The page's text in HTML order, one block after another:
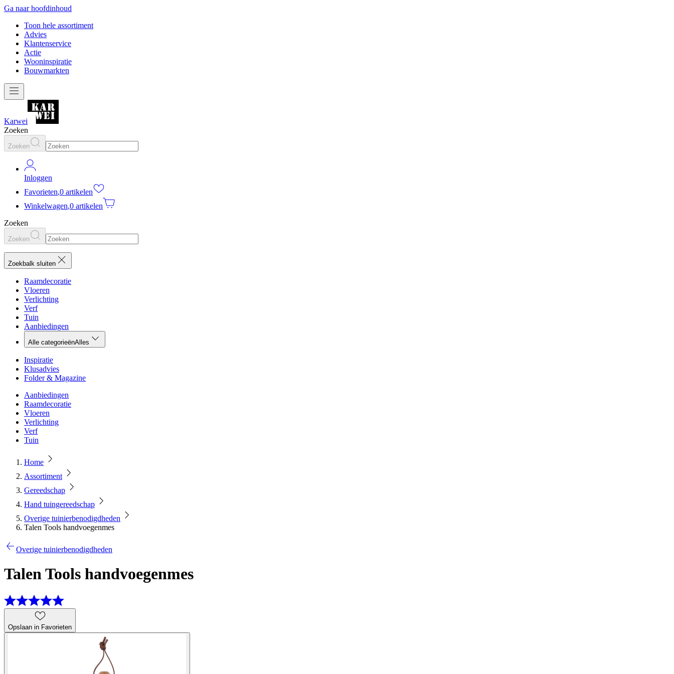
Ga naar hoofdinhoud
Toon hele assortiment
Advies
Klantenservice
Actie
Wooninspiratie
Bouwmarkten
Karwei
Zoeken
Zoeken
Inloggen
Favorieten,0 artikelen
Winkelwagen,0 artikelen
Zoeken
Zoeken
Zoekbalk sluiten
Raamdecoratie
Vloeren
Verlichting
Verf
Tuin
Aanbiedingen
Alle categorieënAlles
Inspiratie
Klusadvies
Folder & Magazine
Aanbiedingen
Raamdecoratie
Vloeren
Verlichting
Verf
Tuin
Home
Assortiment
Gereedschap
Hand tuingereedschap
Overige tuinierbenodigdheden
Talen Tools handvoegenmes
Overige tuinierbenodigdheden
Talen Tools handvoegenmes
Opslaan in Favorieten